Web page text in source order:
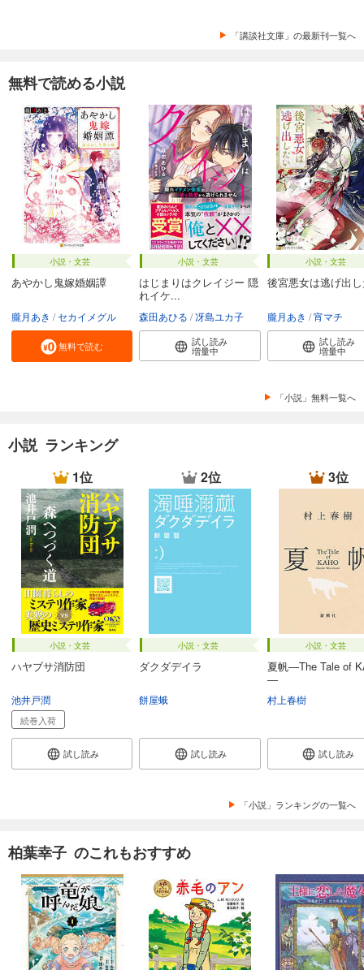
「講談社文庫」の最新刊一覧へ
無料で読める小説
小説・文芸
あやかし鬼嫁婚姻譚
朧月あき セカイメグル
無料で読む
小説・文芸
はじまりはクレイジー 隠
れイケ...
森田あひる 冴島ユカ子
試し読み
増量中
小説・文芸
後宮悪女は逃げ出
朧月あき 宵マチ
試し読み
増量中
「小説」無料一覧へ
小説 ランキング
1位
小説・文芸
ハヤブサ消防団
池井戸潤
続巻入荷
試し読み
2位
小説・文芸
ダクダデイラ
餅屋蛾
試し読み
3位
小説・文芸
夏帆―The Tale of
―
村上春樹
試し読み
「小説」ランキングの一覧へ
柏葉幸子 のこれもおすすめ